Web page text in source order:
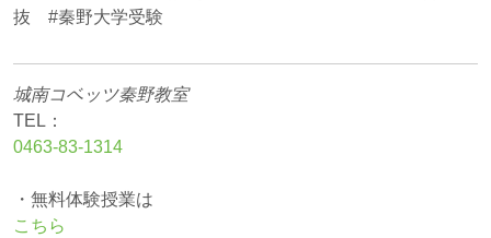
抜 #秦野大学受験
城南コベッツ秦野教室
TEL：
0463‐83‐1314
・無料体験授業は
こちら